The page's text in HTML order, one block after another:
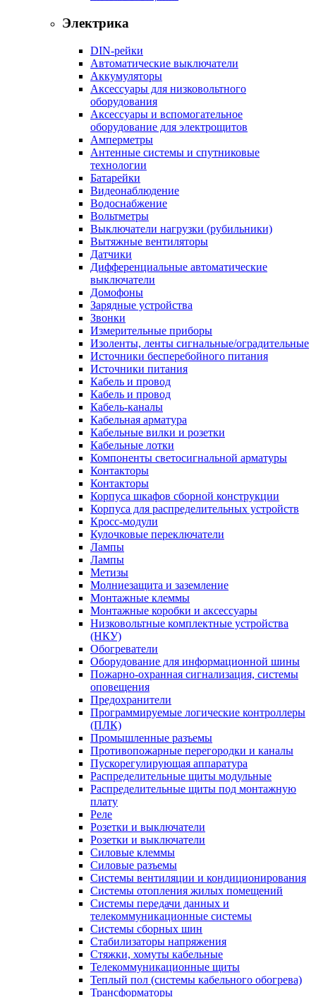
Электрика
DIN-рейки
Автоматические выключатели
Аккумуляторы
Аксессуары для низковольтного
оборудования
Аксессуары и вспомогательное
оборудование для электрощитов
Амперметры
Антенные системы и спутниковые
технологии
Батарейки
Видеонаблюдение
Водоснабжение
Вольтметры
Выключатели нагрузки (рубильники)
Вытяжные вентиляторы
Датчики
Дифференциальные автоматические
выключатели
Домофоны
Зарядные устройства
Звонки
Измерительные приборы
Изоленты, ленты сигнальные/оградительные
Источники бесперебойного питания
Источники питания
Кабель и провод
Кабель и провод
Кабель-каналы
Кабельная арматура
Кабельные вилки и розетки
Кабельные лотки
Компоненты светосигнальной арматуры
Контакторы
Контакторы
Корпуса шкафов сборной конструкции
Корпуса для распределительных устройств
Кросс-модули
Кулочковые переключатели
Лампы
Лампы
Метизы
Молниезащита и заземление
Монтажные клеммы
Монтажные коробки и аксессуары
Низковольтные комплектные устройства
(НКУ)
Обогреватели
Оборудование для информационной шины
Пожарно-охранная сигнализация, системы
оповещения
Предохранители
Программируемые логические контроллеры
(ПЛК)
Промышленные разъемы
Противопожарные перегородки и каналы
Пускорегулирующая аппаратура
Распределительные щиты модульные
Распределительные щиты под монтажную
плату
Реле
Розетки и выключатели
Розетки и выключатели
Силовые клеммы
Силовые разъемы
Системы вентиляции и кондиционирования
Системы отопления жилых помещений
Системы передачи данных и
телекоммуникационные системы
Системы сборных шин
Стабилизаторы напряжения
Стяжки, хомуты кабельные
Телекоммуникационные щиты
Теплый пол (системы кабельного обогрева)
Трансформаторы